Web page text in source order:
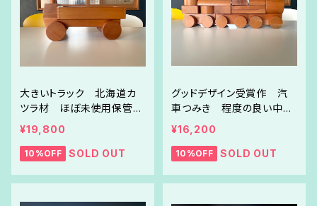
大きいトラック 北海道カ
ツラ材 ほぼ未使用保管品
希少品 ラストサマーSale!!
¥19,800
10%OFF SOLD OUT
グッドデザイン受賞作 汽
車つみき 程度の良い中古
リペア品 GW限定セール！
¥16,200
10%OFF SOLD OUT